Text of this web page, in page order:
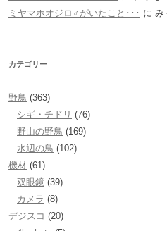
ミヤマホオジロ♂がいたこと･･･ に み
カテゴリー
野鳥 (363)
シギ・チドリ (76)
野山の野鳥 (169)
水辺の鳥 (102)
機材 (61)
双眼鏡 (39)
カメラ (8)
デジスコ (20)